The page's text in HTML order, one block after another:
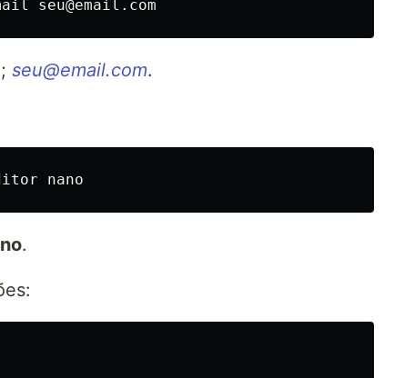
seu@email.com.
.